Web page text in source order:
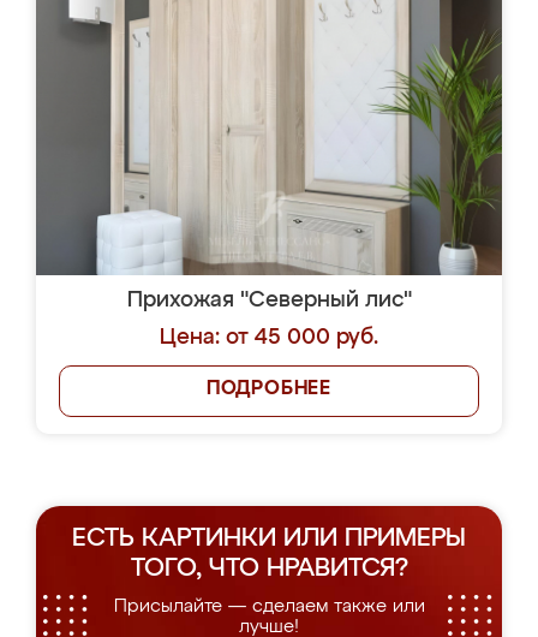
Прихожая "Северный лис"
Цена: от 45 000 руб.
ПОДРОБНЕЕ
ЕСТЬ КАРТИНКИ ИЛИ ПРИМЕРЫ
ТОГО, ЧТО НРАВИТСЯ?
Присылайте — сделаем также или
лучше!